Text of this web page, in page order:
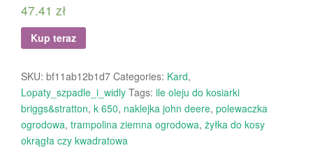
47.41 zł
Kup teraz
SKU: bf11ab12b1d7 Categories: Kard,
Lopaty_szpadle_i_widly Tags: ile oleju do kosiarki
briggs&stratton, k 650, naklejka john deere, polewaczka
ogrodowa, trampolina ziemna ogrodowa, żyłka do kosy
okrągła czy kwadratowa